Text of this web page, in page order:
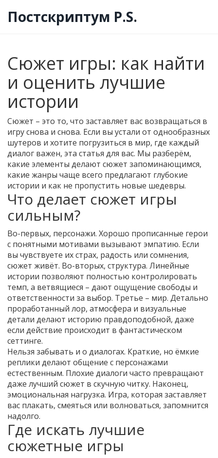
Постскриптум P.S.
Сюжет игры: как найти
и оценить лучшие
истории
Сюжет – это то, что заставляет вас возвращаться в
игру снова и снова. Если вы устали от однообразных
шутеров и хотите погрузиться в мир, где каждый
диалог важен, эта статья для вас. Мы разберём,
какие элементы делают сюжет запоминающимся,
какие жанры чаще всего предлагают глубокие
истории и как не пропустить новые шедевры.
Что делает сюжет игры
сильным?
Во-первых, персонажи. Хорошо прописанные герои
с понятными мотивами вызывают эмпатию. Если
вы чувствуете их страх, радость или сомнения,
сюжет живёт. Во-вторых, структура. Линейные
истории позволяют полностью контролировать
темп, а ветвящиеся – дают ощущение свободы и
ответственности за выбор. Третье – мир. Детально
проработанный лор, атмосфера и визуальные
детали делают историю правдоподобной, даже
если действие происходит в фантастическом
сеттинге.
Нельзя забывать и о диалогах. Краткие, но ёмкие
реплики делают общение с персонажами
естественным. Плохие диалоги часто превращают
даже лучший сюжет в скучную читку. Наконец,
эмоциональная нагрузка. Игра, которая заставляет
вас плакать, смеяться или волноваться, запомнится
надолго.
Где искать лучшие
сюжетные игры